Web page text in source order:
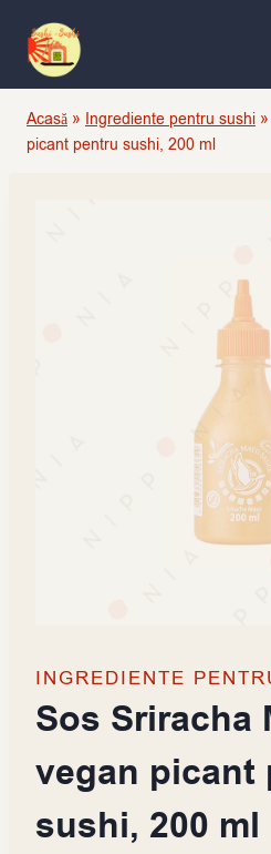
content
Acasă » Ingrediente pentru sushi »
picant pentru sushi, 200 ml
INGREDIENTE
Sos Sriracha
vegan picant
sushi, 200 ml